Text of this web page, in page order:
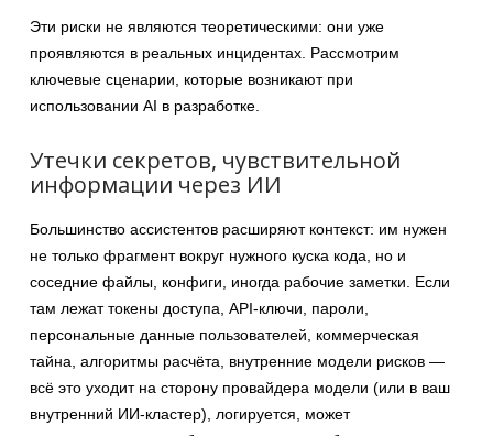
Эти риски не являются теоретическими: они уже
проявляются в реальных инцидентах. Рассмотрим
ключевые сценарии, которые возникают при
использовании AI в разработке.
Утечки секретов, чувствительной
информации через ИИ
Большинство ассистентов расширяют контекст: им нужен
не только фрагмент вокруг нужного куска кода, но и
соседние файлы, конфиги, иногда рабочие заметки. Если
там лежат токены доступа, API-ключи, пароли,
персональные данные пользователей, коммерческая
тайна, алгоритмы расчёта, внутренние модели рисков —
всё это уходит на сторону провайдера модели (или в ваш
внутренний ИИ-кластер), логируется, может